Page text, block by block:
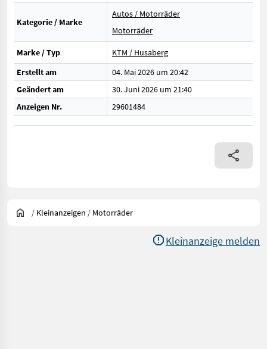
Kategorie / Marke
Autos / Motorräder
Motorräder
Marke / Typ
KTM / Husaberg
Erstellt am
04. Mai 2026 um 20:42
Geändert am
30. Juni 2026 um 21:40
Anzeigen Nr.
29601484
/ Kleinanzeigen / Motorräder
Kleinanzeige melden